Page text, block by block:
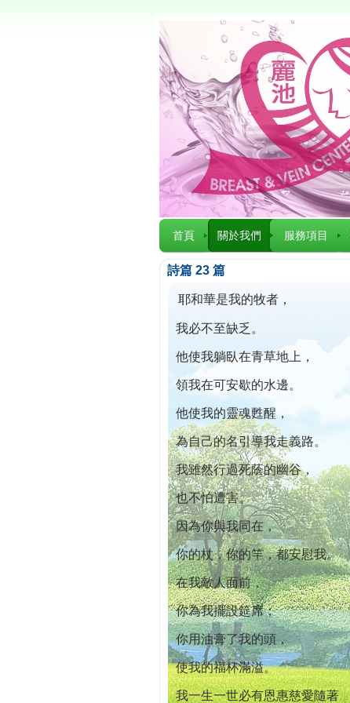
首頁 關於我們 服務項目
詩篇 23 篇
耶和華是我的牧者，
我必不至缺乏。
他使我躺臥在青草地上，
領我在可安歇的水邊。
他使我的靈魂甦醒，
為自己的名引導我走義路。
我雖然行過死蔭的幽谷，
也不怕遭害。
因為你與我同在，
你的杖，你的竿，都安慰我。
在我敵人面前，
你為我擺設筵席；
你用油膏了我的頭，
使我的福杯滿溢。
我一生一世必有恩惠慈愛隨著